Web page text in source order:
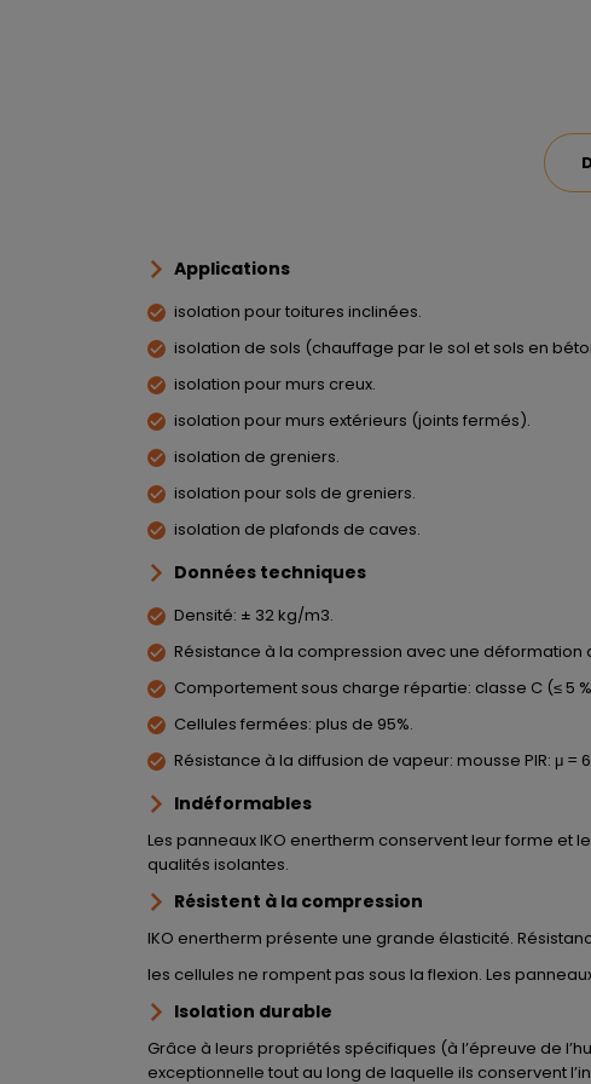
Applications
isolation pour toitures inclinées.
isolation de sols (chauffage par le sol et sols en
isolation pour murs creux.
isolation pour murs extérieurs (joints fermés).
isolation de greniers.
isolation pour sols de greniers.
isolation de plafonds de caves.
Données techniques
Densité: ± 32 kg/m3.
Résistance à la compression avec une déformation
Comportement sous charge répartie: classe C (≤ 5
Cellules fermées: plus de 95%.
Résistance à la diffusion de vapeur: mousse PIR: μ =
Indéformables
Les panneaux IKO enertherm conservent leur forme et
qualités isolantes.
Résistent à la compression
IKO enertherm présente une grande élasticité.
les cellules ne rompent pas sous la flexion. Les
Isolation durable
Grâce à leurs propriétés spécifiques (à l’épreuve de
exceptionnelle tout au long de laquelle ils conservent